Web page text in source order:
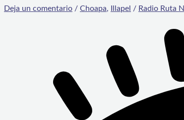
Deja un comentario / Choapa, Illapel / Radio Ruta